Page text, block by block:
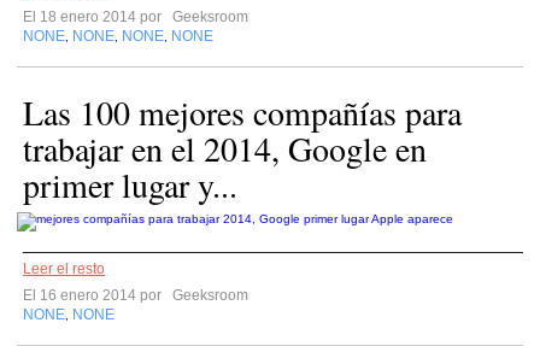
El 18 enero 2014 por
Geeksroom
NONE NONE NONE NONE
Las 100 mejores compañías para
trabajar en el 2014, Google en
primer lugar y...
Leer el resto
El 16 enero 2014 por
Geeksroom
NONE NONE